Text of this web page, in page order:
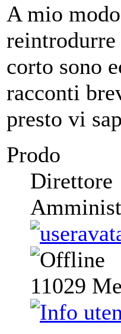
A mio
corto sono
racconti
presto vi
Prodo
Direttore
11029